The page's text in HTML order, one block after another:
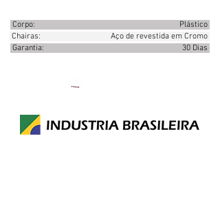
Corpo: Plástico
Chairas: Aço de revestida em Cromo
Garantia: 30 Dias